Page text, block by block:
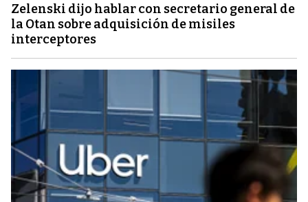
Zelenski dijo hablar con secretario general de
la Otan sobre adquisición de misiles
interceptores